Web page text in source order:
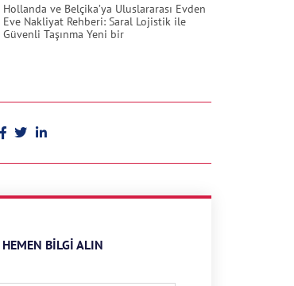
Hollanda ve Belçika’ya Uluslararası Evden
Eve Nakliyat Rehberi: Saral Lojistik ile
Güvenli Taşınma Yeni bir
HEMEN BILGI ALIN